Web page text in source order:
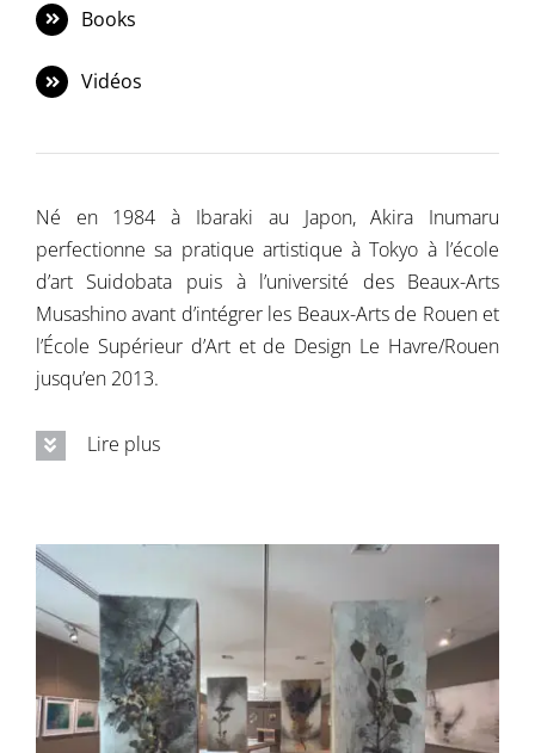
Books
Vidéos
Né en 1984 à Ibaraki au Japon, Akira Inumaru
perfectionne sa pratique artistique à Tokyo à l’école
d’art Suidobata puis à l’université des Beaux-Arts
Musashino avant d’intégrer les Beaux-Arts de Rouen et
l’École Supérieur d’Art et de Design Le Havre/Rouen
jusqu’en 2013.
Lire plus